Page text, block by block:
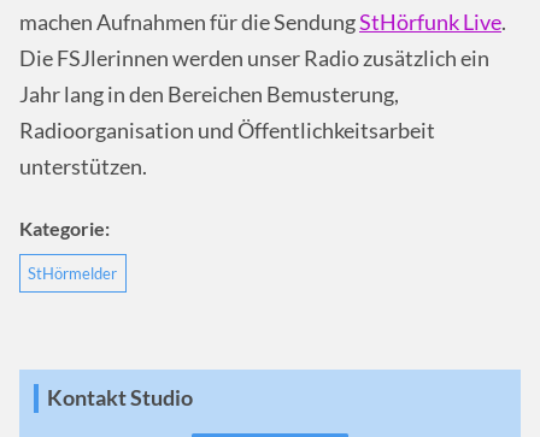
machen Aufnahmen für die SendungStHörfunk Live.
Die FSJlerinnen werden unser Radio zusätzlich ein
Jahr lang in den Bereichen Bemusterung,
Radioorganisation und Öffentlichkeitsarbeit
unterstützen.
Kategorie:
StHörmelder
Kontakt Studio